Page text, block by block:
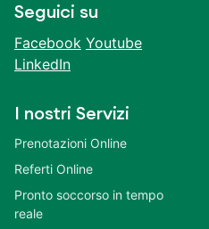
Seguici su
Facebook Youtube
LinkedIn
I nostri Servizi
Prenotazioni Online
Referti Online
Pronto soccorso in tempo
reale